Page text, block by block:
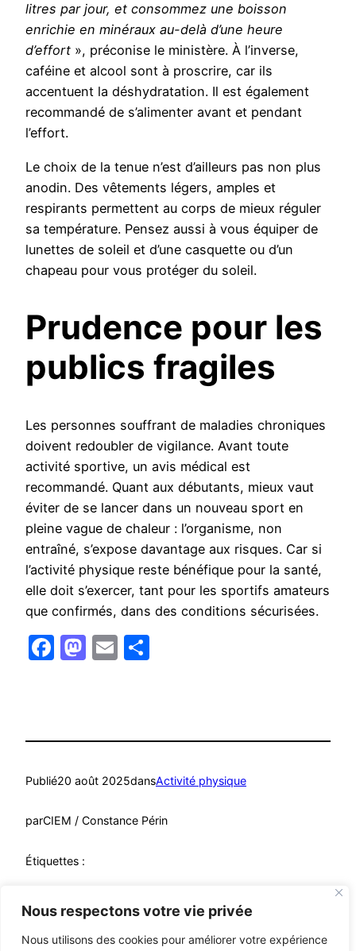
Nous respectons votre vie privée
Nous utilisons des cookies pour améliorer votre expérience
litres par jour, et consommez une boisson
enrichie en minéraux au-delà d’une heure
d’effort », préconise le ministère. À l’inverse,
caféine et alcool sont à proscrire, car ils
accentuent la déshydratation. Il est également
recommandé de s’alimenter avant et pendant
l’effort.
Le choix de la tenue n’est d’ailleurs pas non plus
anodin. Des vêtements légers, amples et
respirants permettent au corps de mieux réguler
sa température. Pensez aussi à vous équiper de
lunettes de soleil et d’une casquette ou d’un
chapeau pour vous protéger du soleil.
Prudence pour les
publics fragiles
Les personnes souffrant de maladies chroniques
doivent redoubler de vigilance. Avant toute
activité sportive, un avis médical est
recommandé. Quant aux débutants, mieux vaut
éviter de se lancer dans un nouveau sport en
pleine vague de chaleur : l’organisme, non
entraîné, s’expose davantage aux risques. Car si
l’activité physique reste bénéfique pour la santé,
elle doit s’exercer, tant pour les sportifs amateurs
que confirmés, dans des conditions sécurisées.
Facebook
Mastodon
Email
Publié20 août 2025dansActivité physique
parCIEM / Constance Périn
Étiquettes :